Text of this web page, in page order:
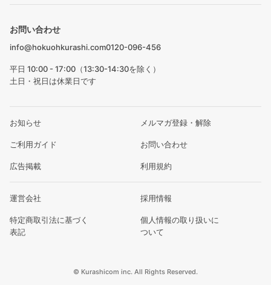
お問い合わせ
info@hokuohkurashi.com0120-096-456
平日 10:00 - 17:00（13:30-14:30を除く）
土日・祝日は休業日です
お知らせ メルマガ登録・解除
ご利用ガイド お問い合わせ
広告掲載 利用規約
運営会社 採用情報
特定商取引法に基づく
表記
個人情報の取り扱いに
ついて
© Kurashicom inc. All Rights Reserved.